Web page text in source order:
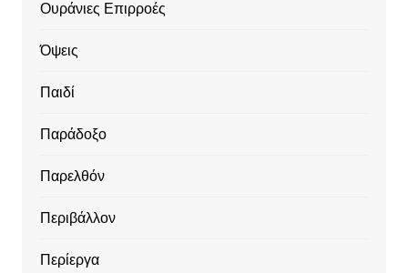
Ουράνιες Επιρροές
Όψεις
Παιδί
Παράδοξο
Παρελθόν
Περιβάλλον
Περίεργα